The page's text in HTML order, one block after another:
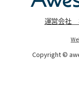
運営会社
Copyright ©